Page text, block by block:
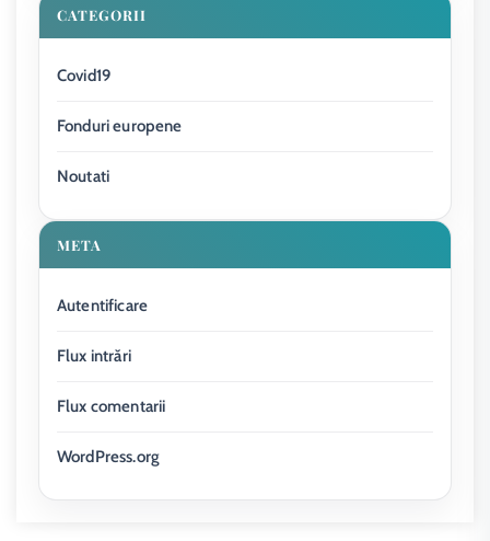
CATEGORII
Covid19
Fonduri europene
Noutati
META
Autentificare
Flux intrări
Flux comentarii
WordPress.org